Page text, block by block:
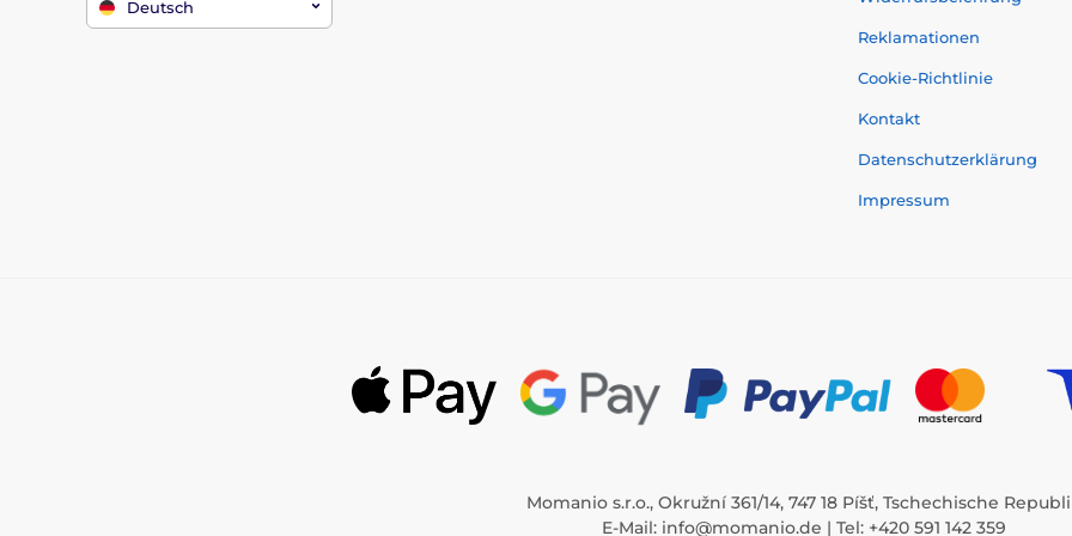
Deutsch
Reklamationen
Cookie-Richtlinie
Kontakt
Datenschutzerklärung
Impressum
Momanio s.r.o., Okružní 361/14, 747 18 Píšť, Tschechische
E-Mail: info@momanio.de | Tel: +420 591 142 359